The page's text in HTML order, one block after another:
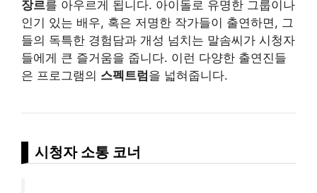
장르를 아우르게 됩니다. 아이돌로 유명한 그룹이나
인기 있는 배우, 혹은 저명한 작가들이 출연하면, 그
들의 독특한 경험담과 개성 넘치는 말솜씨가 시청자
들에게 큰 즐거움을 줍니다. 이런 다양한 출연진들
은 프로그램의 스펙트럼 을 넓혀줍니다.
시청자 소통 코너